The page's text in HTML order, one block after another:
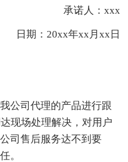
承诺人：xxx
日期：20xx年xx月xx日
司代理的产品进行跟
现场处理解决，对用户
司售后服务达不到要
。